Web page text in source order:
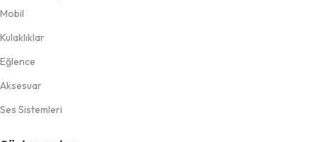
Mobil
Kulaklıklar
Eğlence
Aksesuar
Ses Sistemleri